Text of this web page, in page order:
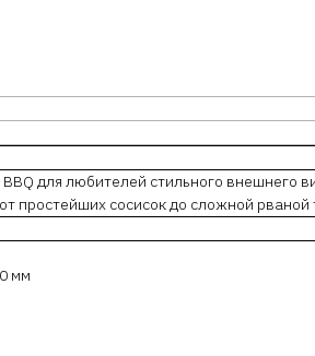
для любителей стильного внешнего
простейших сосисок до сложной
мм